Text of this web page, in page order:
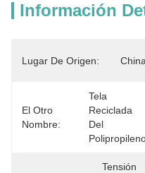
Información
Lugar De Origen: China
El Otro
Nombre:
Tela
Reciclada
Del
Tensión